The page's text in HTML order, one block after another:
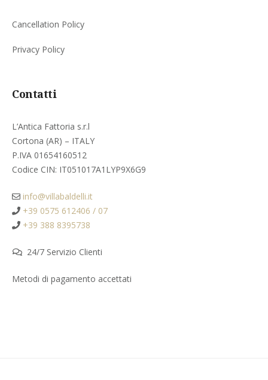
Cancellation Policy
Privacy Policy
Contatti
L’Antica Fattoria s.r.l
Cortona (AR) – ITALY
P.IVA 01654160512
Codice CIN: IT051017A1LYP9X6G9
info@villabaldelli.it
+39 0575 612406 / 07
+39 388 8395738
24/7 Servizio Clienti
Metodi di pagamento accettati